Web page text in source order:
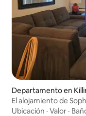
Departamento en
El alojamiento de
Ubicación · Valor ·